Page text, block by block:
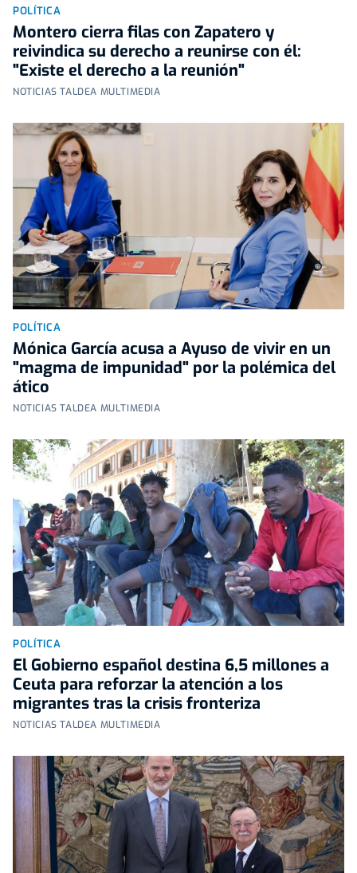
POLÍTICA
Montero cierra filas con Zapatero y
reivindica su derecho a reunirse con él:
"Existe el derecho a la reunión"
NOTICIAS TALDEA MULTIMEDIA
POLÍTICA
Mónica García acusa a Ayuso de vivir en un
"magma de impunidad" por la polémica del
ático
NOTICIAS TALDEA MULTIMEDIA
POLÍTICA
El Gobierno español destina 6,5 millones a
Ceuta para reforzar la atención a los
migrantes tras la crisis fronteriza
NOTICIAS TALDEA MULTIMEDIA